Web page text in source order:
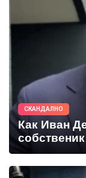
СКАНДАЛНО
Как Иван